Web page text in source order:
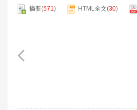
摘要(571) HTML全文(30)